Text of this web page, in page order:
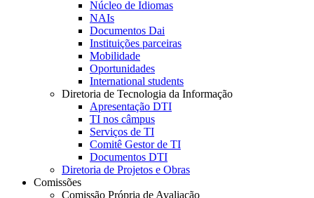
Núcleo de Idiomas
NAIs
Documentos Dai
Instituições parceiras
Mobilidade
Oportunidades
International students
Diretoria de Tecnologia da Informação
Apresentação DTI
TI nos câmpus
Serviços de TI
Comitê Gestor de TI
Documentos DTI
Diretoria de Projetos e Obras
Comissões
Comissão Própria de Avaliação